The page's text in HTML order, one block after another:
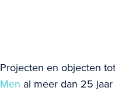
Projecten en objecten
Men al meer dan 25